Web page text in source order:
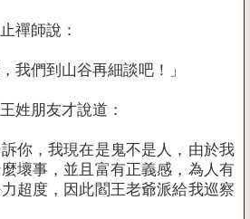
師說：
們到山谷再細談吧！」
朋友才說道：
，我現在是鬼不是人，由於我
壞事，並且富有正義感，為人有
超度，因此閻王老爺派給我巡察